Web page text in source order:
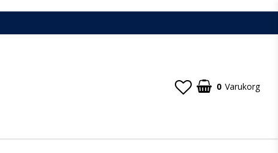
0 Varukorg